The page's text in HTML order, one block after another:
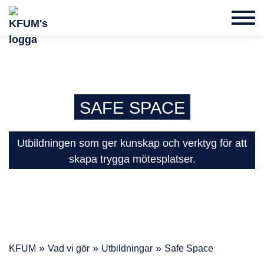
SAFE SPACE
Utbildningen som ger kunskap och verktyg för att
skapa trygga mötesplatser.
KFUM » Vad vi gör » Utbildningar » Safe Space